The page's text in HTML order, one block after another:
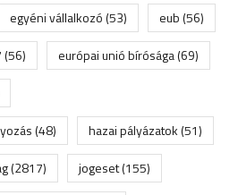
egyéni vállalkozó(53) eub(56)
(56) európai unió bírósága(69)
(48) hazai pályázatok(51)
(2817) jogeset(155)